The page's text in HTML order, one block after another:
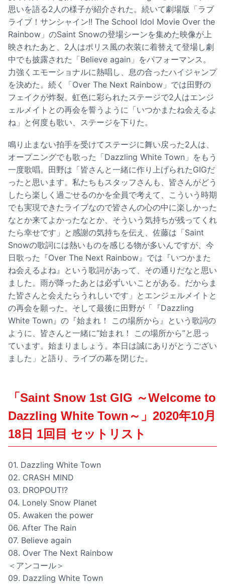
思いを語る2人の様子が紹介された。続いて劇場版「ラブ
ライブ！サンシャイン!! The School Idol Movie Over the
Rainbow」のSaint Snowの登場シーンを集めた映像が上
映されたあと、2人はポリス風の衣装に着替えて登場し劇
中でも披露された「Believe again」をパフォーマンス。
力強くエモーショナルに熱唱し、息の合ったハイジャンプ
を決めた。続く「Over The Next Rainbow」では田野の
フェイクが炸裂。虹色に彩られたステージで2人はエンジ
ェルメイトとの再会を誓うように「いつかまたね会えるよ
ね」と何度も歌い、ステージを下りた。
鳴り止まない拍手を受けてステージに舞い戻った2人は、
オープニングでも歌った「Dazzling White Town」をもう
一度歌唱。田野は「皆さんと一緒に作り上げられたGIGだ
ったと思います。私たちもスタッフさんも、皆さんがどう
したら楽しく過ごせるのかを全員で考えて、こういう時期
でも実現できたライブなので皆さんの心の中に楽しかった
なとか来てよかったなとか、そういう気持ちが残ってくれ
たら幸せです」と感謝の気持ちを伝え、佐藤は「Saint
Snowの歌詞には熱いものを感じる物が多いんですが、今
日歌った『Over The Next Rainbow』では『いつかまた
ね会えるよね』という歌詞があって、その通りだなと思い
ました。雨が降ったあとは必ずいいことがある。だからま
た皆さんと会えたらうれしいです」とエンジェルメイトと
の再会を願った。そして最後に田野が「『Dazzling
White Town』の『始まれ！ この場所から』という歌詞の
ように、皆さんと一緒に“始まれ！ この場所から”と思っ
ています。始まりましょう。本日は誠にありがとうござい
ました」と語り、ライブの幕を閉じた。
「Saint Snow 1st GIG ～Welcome to
Dazzling White Town～」2020年10月
18日 1回目 セットリスト
01. Dazzling White Town
02. CRASH MIND
03. DROPOUT!?
04. Lonely Snow Planet
05. Awaken the power
06. After The Rain
07. Believe again
08. Over The Next Rainbow
＜アンコール＞
09. Dazzling White Town